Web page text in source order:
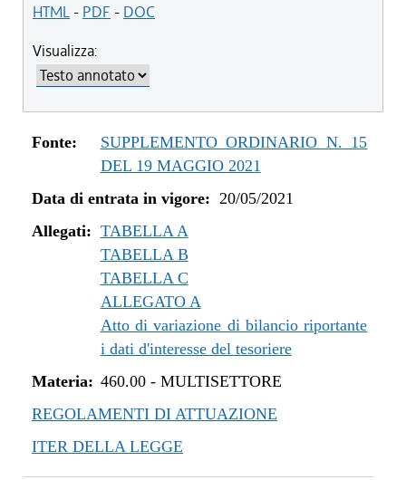
dal 12/08/2023 al 13/05/2024
dal 04/08/2022 al 31/12/2022
dal 14/06/2022 al 03/08/2022
dal 01/01/2022 al 13/06/2022
dal 10/12/2021 al 31/12/2021
dal 06/11/2021 al 09/12/2021
dal 20/05/2021 al 11/08/2021
HTML- PDF - DOC
Visualizza:
Fonte:
SUPPLEMENTO ORDINARIO N. 15
DEL 19 MAGGIO 2021
Data di entrata in vigore: 20/05/2021
Allegati: TABELLA A
TABELLA B
TABELLA C
ALLEGATO A
Atto di variazione di bilancio riportante
i dati d'interesse del tesoriere
Materia: 460.00- MULTISETTORE
REGOLAMENTI DI ATTUAZIONE
ITER DELLA LEGGE